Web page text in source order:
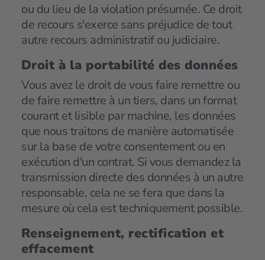
ou du lieu de la violation présumée. Ce droit
de recours s'exerce sans préjudice de tout
autre recours administratif ou judiciaire.
Droit à la portabilité des données
Vous avez le droit de vous faire remettre ou
de faire remettre à un tiers, dans un format
courant et lisible par machine, les données
que nous traitons de manière automatisée
sur la base de votre consentement ou en
exécution d'un contrat. Si vous demandez la
transmission directe des données à un autre
responsable, cela ne se fera que dans la
mesure où cela est techniquement possible.
Renseignement, rectification et
effacement